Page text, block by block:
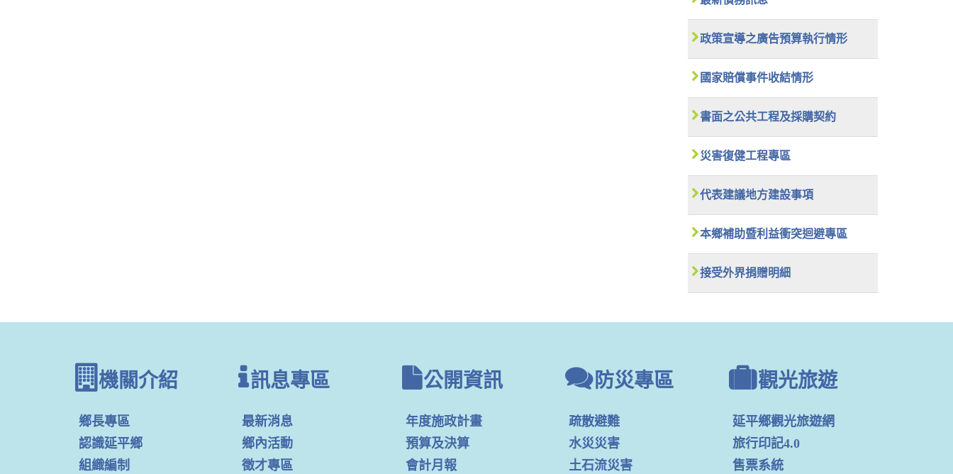
政策宣導之廣告預算執行情形
國家賠償事件收結情形
書面之公共工程及採購契約
災害復健工程專區
代表建議地方建設事項
本鄉補助暨利益衝突迴避專區
接受外界捐贈明細
機關介紹
鄉長專區
認識延平鄉
組織編制
訊息專區
最新消息
鄉內活動
徵才專區
公開資訊
年度施政計畫
預算及決算
會計月報
防災專區
疏散避難
水災災害
土石流災害
觀光旅遊
延平鄉觀光旅遊網
旅行印記4.0
售票系統